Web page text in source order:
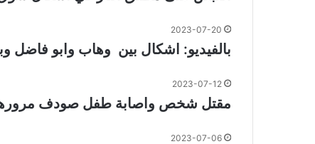
2023-07-20
بالفيديو: اشكال بين ⁧ وهاب‬⁩ وابو فاضل‬⁩
2023-07-12
مقتل شخص واصابة طفل صودف مرورهما
2023-07-06